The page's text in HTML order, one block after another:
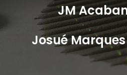
JM
Josué